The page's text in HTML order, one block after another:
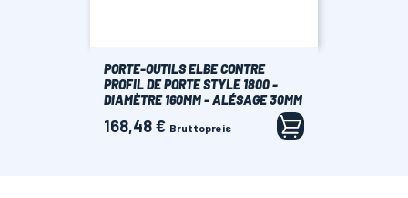
PORTE-OUTILS ELBE CONTRE
PROFIL DE PORTE STYLE 1800 -
DIAMÈTRE 160MM - ALÉSAGE 30MM
Preis
168,48 € Bruttopreis